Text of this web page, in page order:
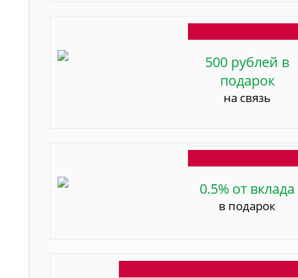
500 рублей в
подарок
на связь
0.5% от вклада
в подарок